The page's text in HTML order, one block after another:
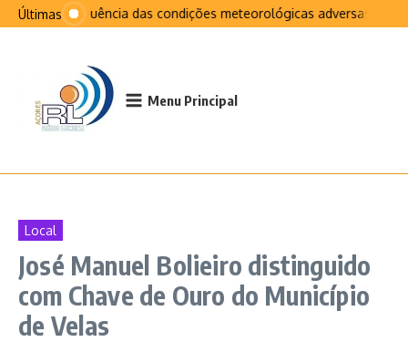
Ir para o conteúdo
ÚltimasNa sequência das condições meteorológicas adversas que
Menu Principal
Local
José Manuel Bolieiro distinguido
com Chave de Ouro do Município
de Velas